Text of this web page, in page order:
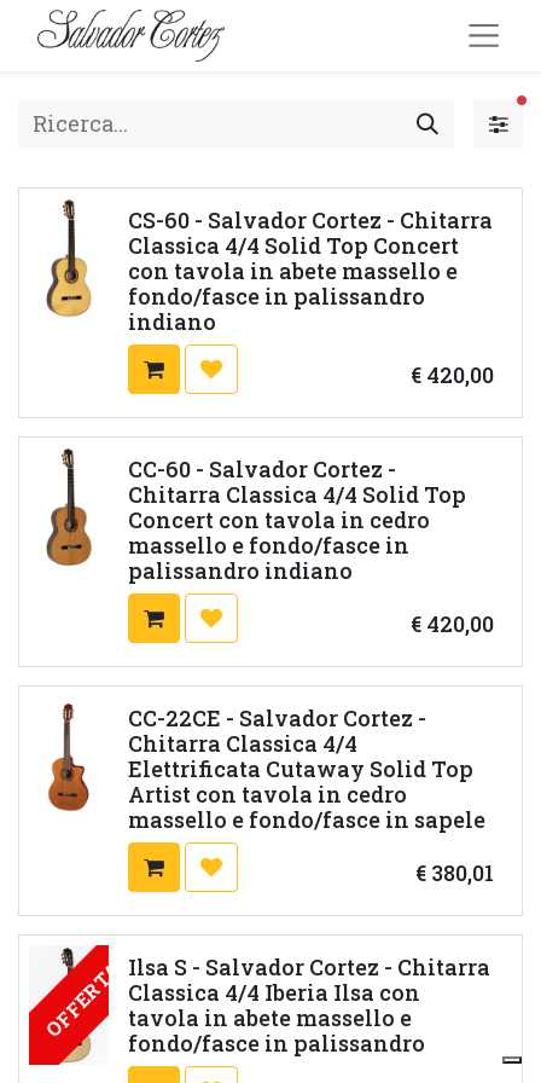
CS-60 - Salvador Cortez - Chitarra
Classica 4/4 Solid Top Concert
con tavola in abete massello e
fondo/fasce in palissandro
indiano
€ 420,00
CC-60 - Salvador Cortez -
Chitarra Classica 4/4 Solid Top
Concert con tavola in cedro
massello e fondo/fasce in
palissandro indiano
€ 420,00
CC-22CE - Salvador Cortez -
Chitarra Classica 4/4
Elettrificata Cutaway Solid Top
Artist con tavola in cedro
massello e fondo/fasce in sapele
€ 380,01
OFFERTA
Ilsa S - Salvador Cortez - Chitarra
Classica 4/4 Iberia Ilsa con
tavola in abete massello e
fondo/fasce in palissandro